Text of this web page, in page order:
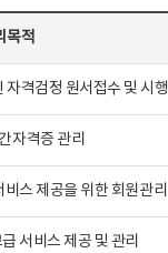
목적
자격검정 원서접수 및 시행
자격증 관리
스 제공을 위한 회원관리
서비스 제공 및 관리